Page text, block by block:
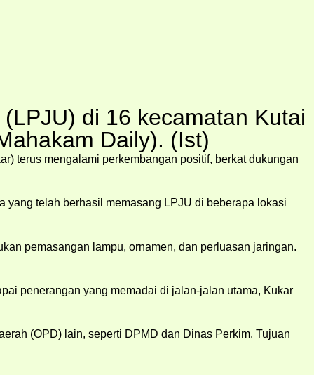
di 16 kecamatan Kutai
Daily). (Ist)
terus mengalami perkembangan positif, berkat dukungan
yang telah berhasil memasang LPJU di beberapa lokasi
pemasangan lampu, ornamen, dan perluasan jaringan.
penerangan yang memadai di jalan-jalan utama, Kukar
(OPD) lain, seperti DPMD dan Dinas Perkim. Tujuan